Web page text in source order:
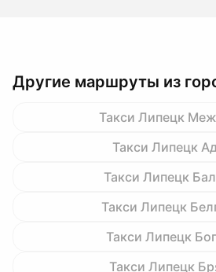
Другие маршруты из
Такси Липецк
Такси Липецк
Такси Липецк
Такси Липецк
Такси Липецк
Такси Липецк